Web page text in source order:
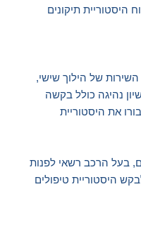
תיקונים
של הילוך שישי,
נהיגה כולל בקשה
את היסטוריית
בעל הרכב רשאי לפנות
היסטוריית טיפולים